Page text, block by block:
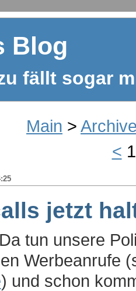
Blog
fällt sogar
Main >
<
jetzt
tun unsere
Werbeanrufe
) und schon